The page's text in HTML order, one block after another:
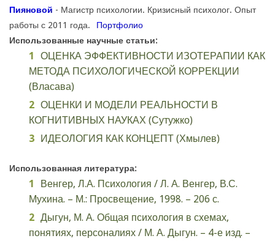
Пияновой - Магистр психологии. Кризисный психолог. Опыт
работы с 2011 года.
Портфолио
Использованные научные статьи:
ОЦЕНКА ЭФФЕКТИВНОСТИ ИЗОТЕРАПИИ КАК
МЕТОДА ПСИХОЛОГИЧЕСКОЙ КОРРЕКЦИИ
(Власава)
ОЦЕНКИ И МОДЕЛИ РЕАЛЬНОСТИ В
КОГНИТИВНЫХ НАУКАХ (Сутужко)
ИДЕОЛОГИЯ КАК КОНЦЕПТ (Хмылев)
Использованная литература:
Венгер, Л.А. Психология / Л. А. Венгер, В.С.
Мухина. – М.: Просвещение, 1998. – 206 с.
Дыгун, М. А. Общая психология в схемах,
понятиях, персоналиях / М. А. Дыгун. – 4-е изд. –